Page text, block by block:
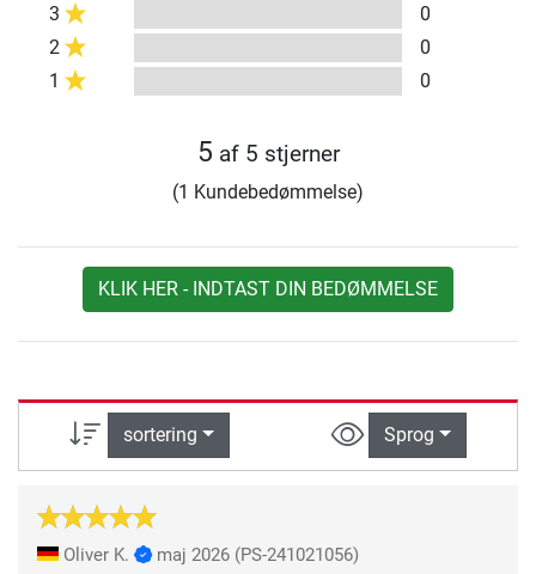
3
0
2
0
1
0
5 af 5 stjerner
(1 Kundebedømmelse)
KLIK HER - INDTAST DIN BEDØMMELSE
sortering Sprog
Oliver K. maj 2026 (PS-241021056)